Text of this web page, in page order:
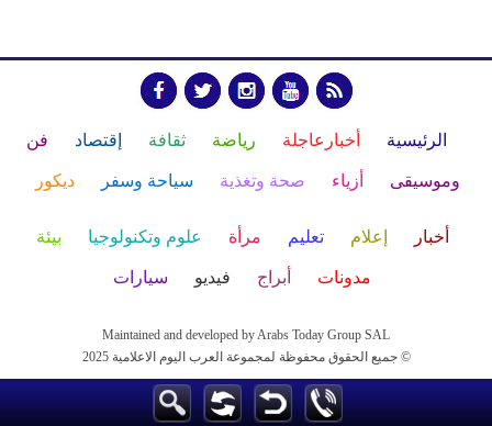
الرئيسية أخبارعاجلة رياضة ثقافة إقتصاد فن
وموسيقى أزياء صحة وتغذية سياحة وسفر ديكور
أخبار إعلام تعليم مرأة علوم وتكنولوجيا بيئة
مدونات أبراج فيديو سيارات
Maintained and developed by Arabs Today Group SAL
جميع الحقوق محفوظة لمجموعة العرب اليوم الاعلامية 2025 ©